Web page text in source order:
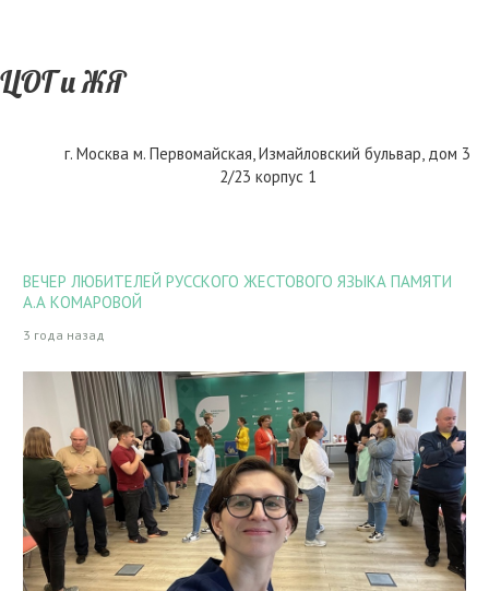
ЦОГ и ЖЯ
г. Москва м. Первомайская,Измайловский бульвар, дом 3
2/23 корпус 1
ВЕЧЕР ЛЮБИТЕЛЕЙ РУССКОГО ЖЕСТОВОГО ЯЗЫКА ПАМЯТИ
А.А КОМАРОВОЙ
3 года назад